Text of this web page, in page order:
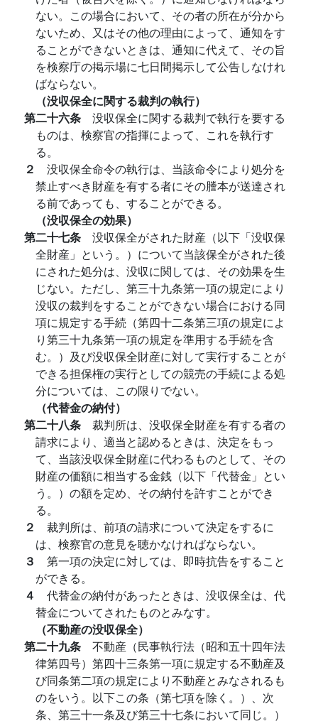
ない。この場合において、その者の所在が分から
ないため、又はその他の理由によって、通知をす
ることができないときは、通知に代えて、その旨
を検察庁の掲示場に七日間掲示して公告しなけれ
ばならない。
（没収保全に関する裁判の執行）
第二十六条 没収保全に関する裁判で執行を要する
ものは、検察官の指揮によって、これを執行す
る。
２ 没収保全命令の執行は、当該命令により処分を
禁止すべき財産を有する者にその謄本が送達され
る前であっても、することができる。
（没収保全の効果）
第二十七条 没収保全がされた財産（以下「没収保
全財産」という。）について当該保全がされた後
にされた処分は、没収に関しては、その効果を生
じない。ただし、第三十九条第一項の規定により
没収の裁判をすることができない場合における同
項に規定する手続（第四十二条第三項の規定によ
り第三十九条第一項の規定を準用する手続を含
む。）及び没収保全財産に対して実行することが
できる担保権の実行としての競売の手続による処
分については、この限りでない。
（代替金の納付）
第二十八条 裁判所は、没収保全財産を有する者の
請求により、適当と認めるときは、決定をもっ
て、当該没収保全財産に代わるものとして、その
財産の価額に相当する金銭（以下「代替金」とい
う。）の額を定め、その納付を許すことができ
る。
２ 裁判所は、前項の請求について決定をするに
は、検察官の意見を聴かなければならない。
３ 第一項の決定に対しては、即時抗告をすること
ができる。
４ 代替金の納付があったときは、没収保全は、代
替金についてされたものとみなす。
（不動産の没収保全）
第二十九条 不動産（民事執行法（昭和五十四年法
律第四号）第四十三条第一項に規定する不動産及
び同条第二項の規定により不動産とみなされるも
のをいう。以下この条（第七項を除く。）、次
条、第三十一条及び第三十七条において同じ。）